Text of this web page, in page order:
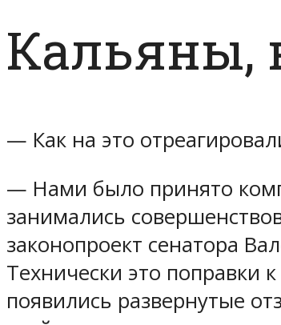
Кальяны,
— Как на это
— Нами было принято
занимались
законопроект сенатора
Технически это поправки
появились развернутые